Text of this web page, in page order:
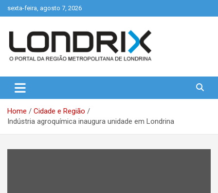
to
sexta-feira, agosto 7, 2026
Londrix
Home
Cidade e Região
Indústria agroquímica inaugura unidade em Londrina